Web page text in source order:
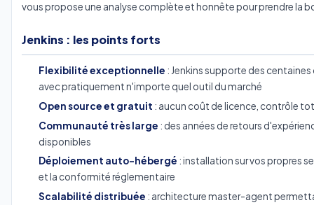
vous propose une analyse complète et honnête pour prendre la
Jenkins : les points forts
Flexibilité exceptionnelle : Jenkins supporte des
avec pratiquement n'importe quel outil du marché
Open source et gratuit : aucun coût de licence, contrôle
Communauté très large : des années de retours
disponibles
Déploiement auto-hébergé : installation sur vos propres
et la conformité réglementaire
Scalabilité distribuée : architecture master-agent